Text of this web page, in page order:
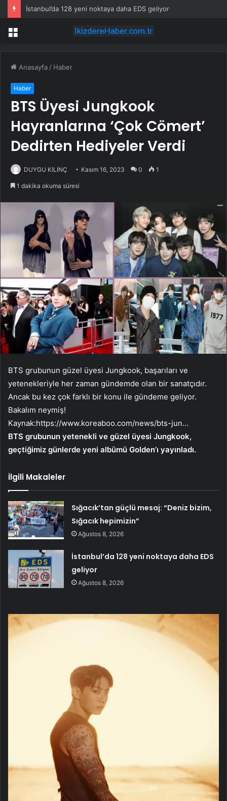
Bafra’da Afetlere Karşı Kurban Kesildi
Menü
Anasayfa / Haber
Haber
BTS Üyesi Jungkook
Hayranlarına ‘Çok Cömert’
Dedirten Hediyeler Verdi
DUYGU KILINÇ Kasım 16, 2023 0 1
1 dakika okuma süresi
BTS grubunun güzel üyesi Jungkook, başarıları ve
yetenekleriyle her zaman gündemde olan bir sanatçıdır.
Ancak bu kez çok farklı bir konu ile gündeme geliyor.
Bakalım neymiş!
Kaynak:https://www.koreaboo.com/news/bts-jun…
BTS grubunun yetenekli ve güzel üyesi Jungkook,
geçtiğimiz günlerde yeni albümü Golden’ı yayınladı.
İlgili Makaleler
Sığacık’tan güçlü mesaj: “Deniz bizim,
Sığacık hepimizin”
Ağustos 8, 2026
İstanbul’da 128 yeni noktaya daha EDS
geliyor
Ağustos 8, 2026